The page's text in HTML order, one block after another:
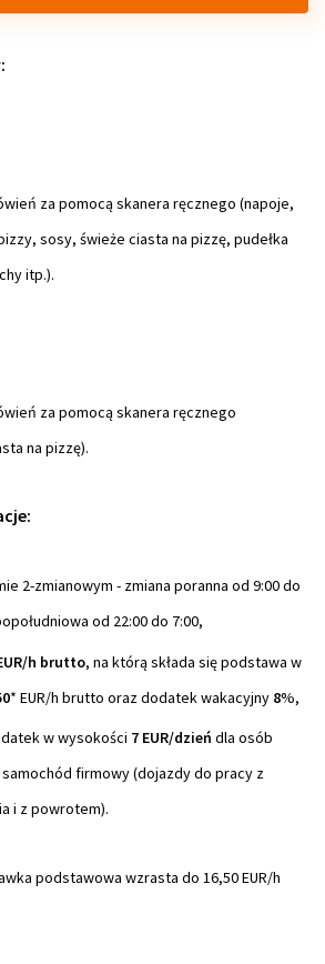
za pomocą skanera ręcznego (napoje,
sosy, świeże ciasta na pizzę, pudełka
itp.).
za pomocą skanera ręcznego
na pizzę).
2-zmianowym - zmiana poranna od 9:00 do
od 22:00 do 7:00,
h brutto, na którą składa się podstawa w
* EUR/h brutto oraz dodatek wakacyjny 8%,
w wysokości 7 EUR/dzień dla osób
firmowy (dojazdy do pracy z
i z powrotem).
podstawowa wzrasta do 16,50 EUR/h